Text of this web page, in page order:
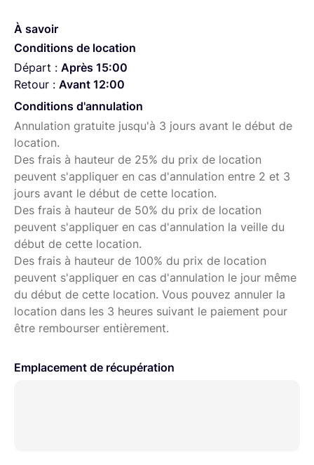
À savoir
Conditions de location
Départ : Après 15:00
Retour : Avant 12:00
Conditions d'annulation
Annulation gratuite jusqu'à 3 jours avant le début de
location.
Des frais à hauteur de 25% du prix de location
peuvent s'appliquer en cas d'annulation entre 2 et 3
jours avant le début de cette location.
Des frais à hauteur de 50% du prix de location
peuvent s'appliquer en cas d'annulation la veille du
début de cette location.
Des frais à hauteur de 100% du prix de location
peuvent s'appliquer en cas d'annulation le jour même
du début de cette location. Vous pouvez annuler la
location dans les 3 heures suivant le paiement pour
être rembourser entièrement.
Emplacement de récupération